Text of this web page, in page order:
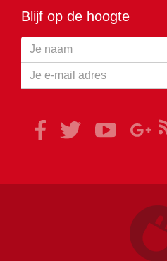
Blijf op de hoogte